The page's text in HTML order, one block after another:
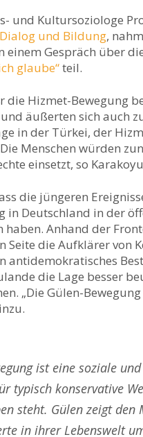
und Kultursoziologe
und Bildung,
einem Gespräch über
glaube“teil.
die Hizmet-Bewegung
äußerten sich auch
in der Türkei, der
Menschen würden
einsetzt, so
die jüngeren
in Deutschland in der
Anhand der
Seite die Aufklärer von
antidemokratisches
die Lage besser
„Die Gülen-
ist eine soziale
typisch konservative
steht. Gülen zeigt den
in ihrer Lebenswelt